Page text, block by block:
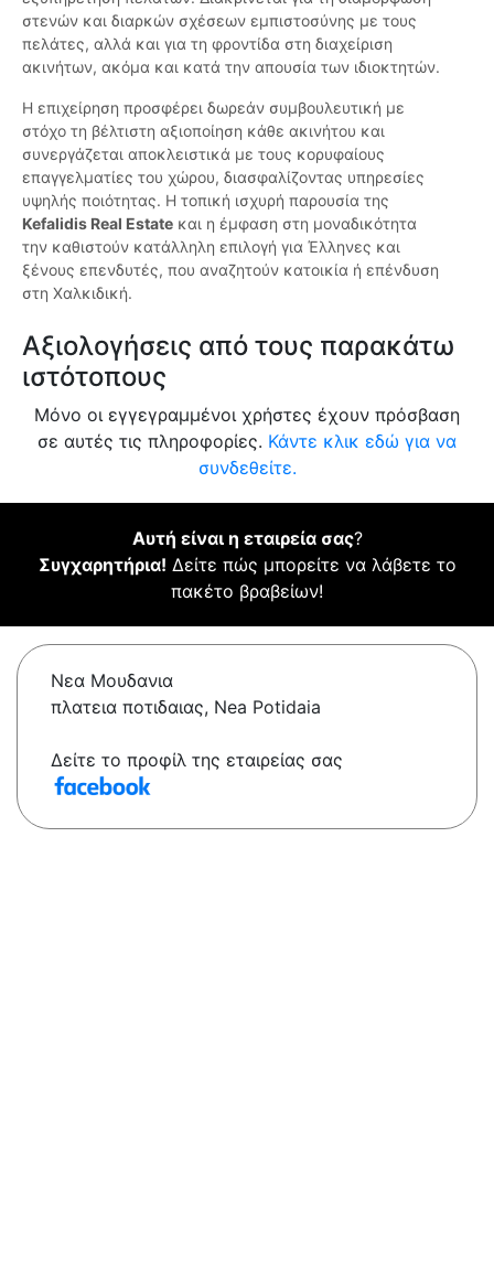
στενών και διαρκών σχέσεων εμπιστοσύνης με τους
πελάτες, αλλά και για τη φροντίδα στη διαχείριση
ακινήτων, ακόμα και κατά την απουσία των ιδιοκτητών.
Η επιχείρηση προσφέρει δωρεάν συμβουλευτική με
στόχο τη βέλτιστη αξιοποίηση κάθε ακινήτου και
συνεργάζεται αποκλειστικά με τους κορυφαίους
επαγγελματίες του χώρου, διασφαλίζοντας υπηρεσίες
υψηλής ποιότητας. Η τοπική ισχυρή παρουσία της
Kefalidis Real Estate και η έμφαση στη μοναδικότητα
την καθιστούν κατάλληλη επιλογή για Έλληνες και
ξένους επενδυτές, που αναζητούν κατοικία ή επένδυση
στη Χαλκιδική.
Αξιολογήσεις από τους παρακάτω
ιστότοπους
Μόνο οι εγγεγραμμένοι χρήστες έχουν πρόσβαση
σε αυτές τις πληροφορίες. Κάντε κλικ εδώ για να
συνδεθείτε.
Αυτή είναι η εταιρεία σας?
Συγχαρητήρια! Δείτε πώς μπορείτε να λάβετε το
πακέτο βραβείων!
Νεα Μουδανια
πλατεια ποτιδαιας, Nea Potidaia
Δείτε το προφίλ της εταιρείας σας